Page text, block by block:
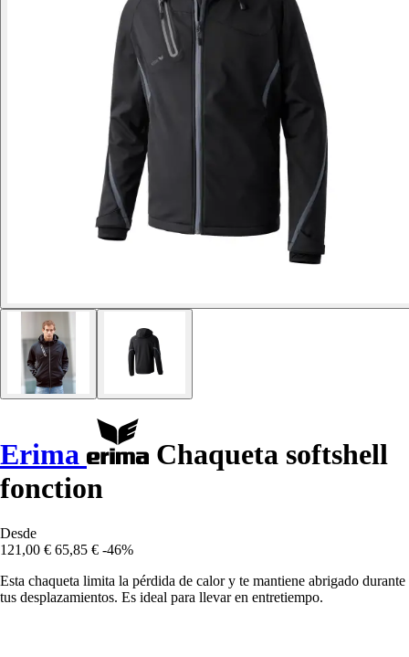
Erima
Chaqueta softshell
fonction
Desde
121,00 € 65,85 € -46%
Esta chaqueta limita la pérdida de calor y te mantiene abrigado durante
tus desplazamientos. Es ideal para llevar en entretiempo.